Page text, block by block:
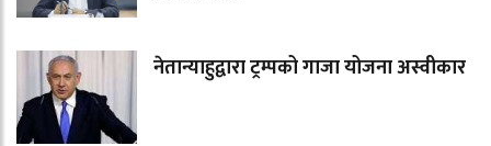
नेतान्याहुद्वारा ट्रम्पको गाजा योजना अस्वीकार